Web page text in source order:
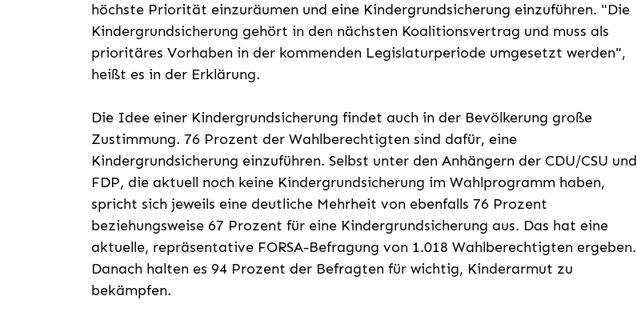
höchste Priorität einzuräumen und eine Kindergrundsicherung einzuführen. "Die
Kindergrundsicherung gehört in den nächsten Koalitionsvertrag und muss als
prioritäres Vorhaben in der kommenden Legislaturperiode umgesetzt werden",
heißt es in der Erklärung.
Die Idee einer Kindergrundsicherung findet auch in der Bevölkerung große
Zustimmung. 76 Prozent der Wahlberechtigten sind dafür, eine
Kindergrundsicherung einzuführen. Selbst unter den Anhängern der CDU/CSU und
FDP, die aktuell noch keine Kindergrundsicherung im Wahlprogramm haben,
spricht sich jeweils eine deutliche Mehrheit von ebenfalls 76 Prozent
beziehungsweise 67 Prozent für eine Kindergrundsicherung aus. Das hat eine
aktuelle, repräsentative FORSA-Befragung von 1.018 Wahlberechtigten ergeben.
Danach halten es 94 Prozent der Befragten für wichtig, Kinderarmut zu
bekämpfen.